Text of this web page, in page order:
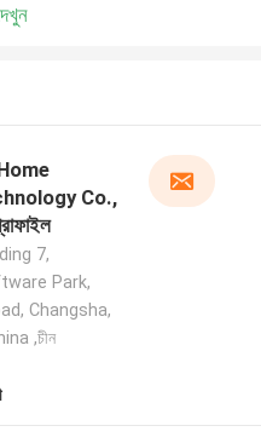
Co.,
7,
Park,
Changsha,
,চীন